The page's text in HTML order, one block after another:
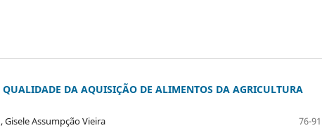
DA AQUISIÇÃO DE ALIMENTOS DA AGRICULTURA
Assumpção Vieira
76-91